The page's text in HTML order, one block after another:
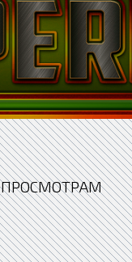
ПРОСМОТРАМ